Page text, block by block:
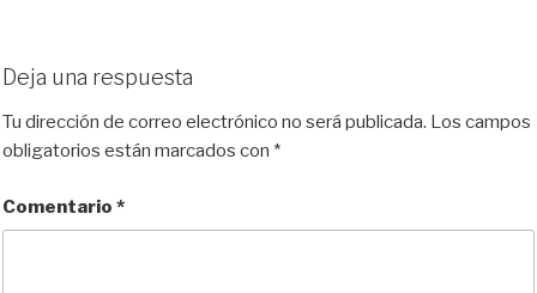
s
k
y
o
d
o
b
o
o
d
i
t
r
t
Deja una respuesta
Tu dirección de correo electrónico no será publicada. Los campos
obligatorios están marcados con *
Comentario *